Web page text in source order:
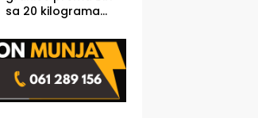
sa 20 kilograma
u automobilu